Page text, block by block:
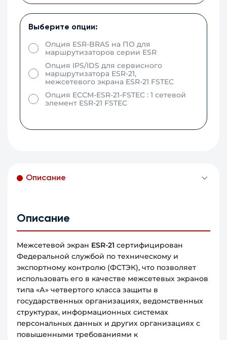
Выберите опции:
Опция ESR-BRAS на ПО для
маршрутизаторов серии ESR
Опция IPS/IDS для сервисного
маршрутизатора ESR-21,
межсетевого экрана ESR-21 FSTEC
Опция ECCM-ESR-21-FSTEC : 1 сетевой
элемент ESR-21 FSTEC
Описание
Описание
Межсетевой экран ESR-21 сертифицирован
Федеральной службой по техническому и
экспортному контролю (ФСТЭК), что позволяет
использовать его в качестве межсетевых экранов
типа «А» четвертого класса защиты в
государственных организациях, ведомственных
структурах, информационных системах
персональных данных и других организациях с
повышенными требованиями к